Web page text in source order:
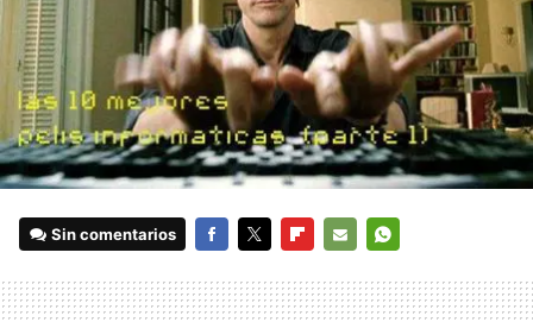
Sin comentarios
MAIL